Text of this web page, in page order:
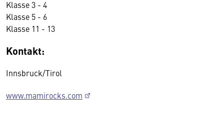
Klasse 3 - 4
Klasse 5 - 6
Klasse 11 - 13
Kontakt:
Innsbruck/Tirol
www.mamirocks.com